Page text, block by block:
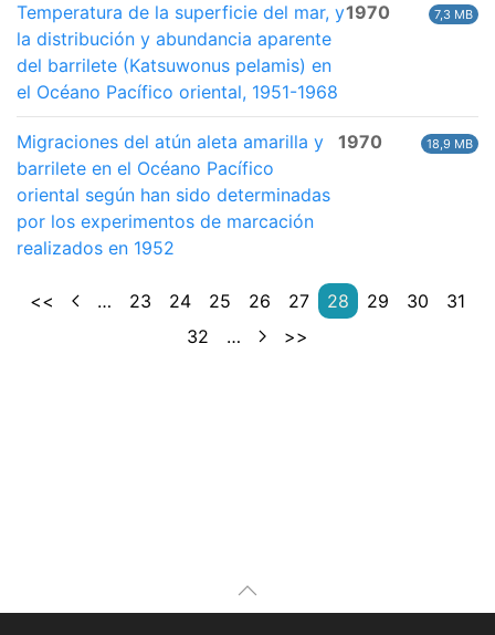
Temperatura de la superficie del mar, y
la distribución y abundancia aparente
del barrilete (Katsuwonus pelamis) en
el Océano Pacífico oriental, 1951-1968
1970 7,3 MB
Migraciones del atún aleta amarilla y
barrilete en el Océano Pacífico
oriental según han sido determinadas
por los experimentos de marcación
realizados en 1952
1970 18,9 MB
<< … 23 24 25 26 27 28 29 30
31
32
… >>